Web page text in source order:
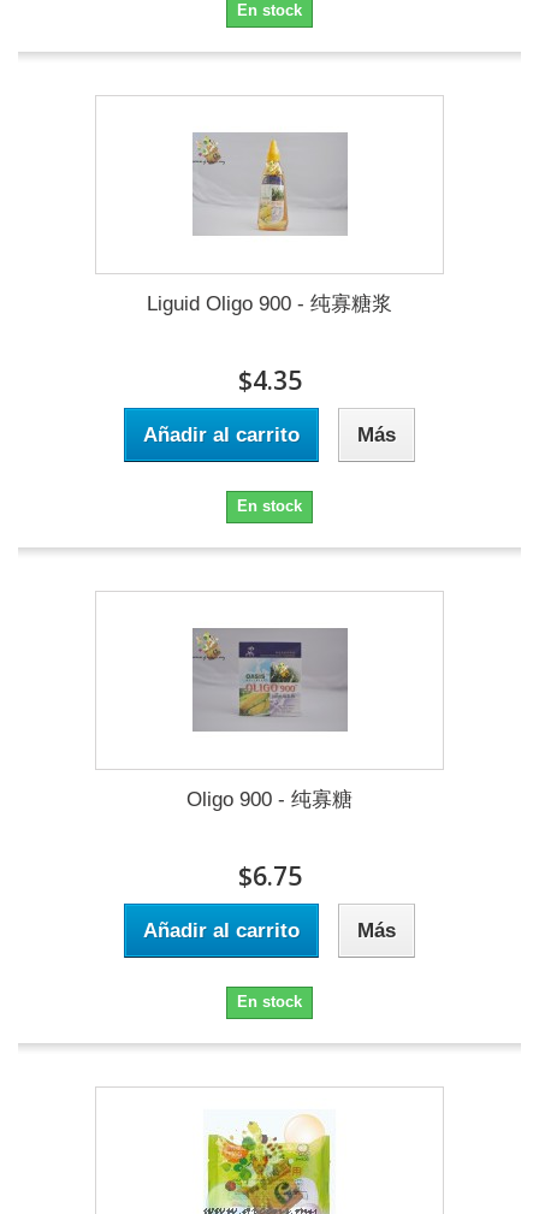
En stock
Liguid Oligo 900 - 纯寡糖浆
$4.35
Añadir al carrito Más
En stock
Oligo 900 - 纯寡糖
$6.75
Añadir al carrito Más
En stock